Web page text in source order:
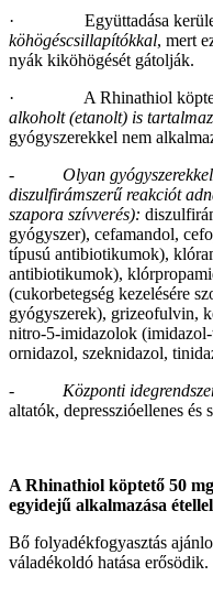
· Együttadása
köhögéscsillapítókkal, mert
nyák kiköhögését gátolják.
· A Rhinathiol köptető
alkoholt (etanolt) is tartalmaz
gyógyszerekkel nem
- Olyan
diszulfirámszerű reakciót
szapora szívverés):
gyógyszer), cefamandol,
típusú antibiotikumok),
antibiotikumok),
(cukorbetegség kezelésére
gyógyszerek), grizeofulvin,
nitro-5-imidazolok
ornidazol, szeknidazol,
- Központi
altatók, depresszióellenes és
A Rhinathiol köptető 50
egyidejű alkalmazása
Bő folyadékfogyasztás
váladékoldó hatása erősödik.